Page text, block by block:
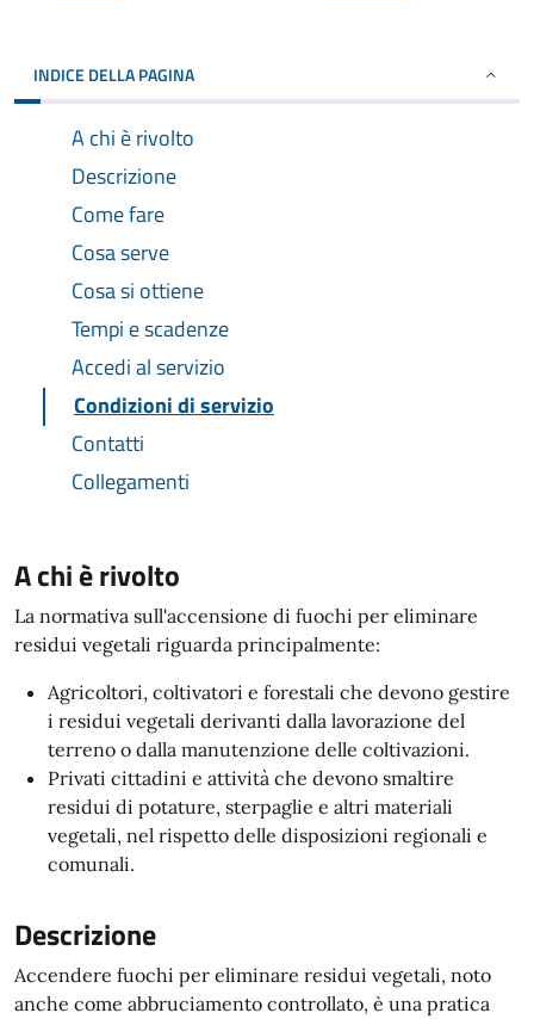
INDICE DELLA PAGINA
A chi è rivolto
Descrizione
Come fare
Cosa serve
Cosa si ottiene
Tempi e scadenze
Accedi al servizio
Condizioni di servizio
Contatti
Collegamenti
A chi è rivolto
La normativa sull'accensione di fuochi per eliminare
residui vegetali riguarda principalmente:
Agricoltori, coltivatori e forestali che devono gestire
i residui vegetali derivanti dalla lavorazione del
terreno o dalla manutenzione delle coltivazioni.
Privati cittadini e attività che devono smaltire
residui di potature, sterpaglie e altri materiali
vegetali, nel rispetto delle disposizioni regionali e
comunali.
Descrizione
Accendere fuochi per eliminare residui vegetali, noto
anche come abbruciamento controllato, è una pratica